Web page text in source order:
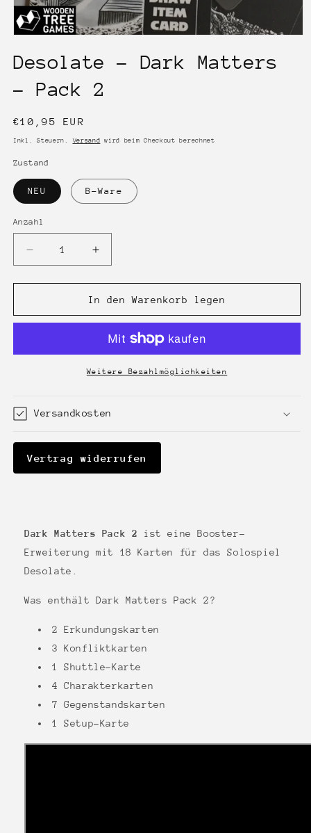
in
Modal
öffnen
Desolate - Dark Matters
- Pack 2
Normaler
Preis
€10,95 EUR
Inkl. Steuern. Versand wird beim Checkout berechnet
Zustand
NEU B-Ware
Anzahl
Anzahl
Verringere
die
Menge
Desolate
Matters
Erhöhe
die
Menge
für
Desolate
Dark
Matters
-
In den Warenkorb legen
Weitere Bezahlmöglichkeiten
Versandkosten
Vertrag widerrufen
Dark Matters Pack 2 ist eine Booster-
Erweiterung mit 18 Karten für das Solospiel
Desolate.
Was enthält Dark Matters Pack 2?
2 Erkundungskarten
3 Konfliktkarten
1 Shuttle-Karte
4 Charakterkarten
7 Gegenstandskarten
1 Setup-Karte